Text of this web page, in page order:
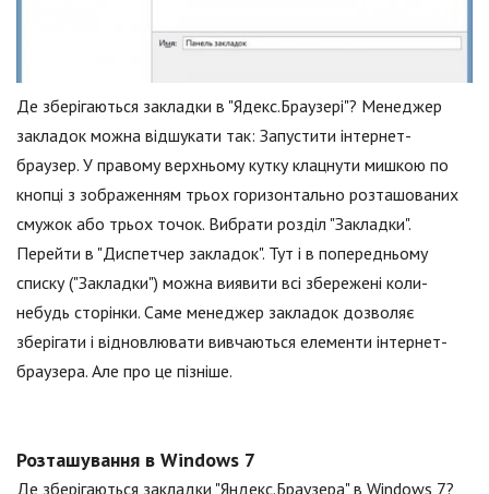
Де зберігаються закладки в "Ядекс.Браузері"? Менеджер
закладок можна відшукати так: Запустити інтернет-
браузер. У правому верхньому кутку клацнути мишкою по
кнопці з зображенням трьох горизонтально розташованих
смужок або трьох точок. Вибрати розділ "Закладки".
Перейти в "Диспетчер закладок". Тут і в попередньому
списку ("Закладки") можна виявити всі збережені коли-
небудь сторінки. Саме менеджер закладок дозволяє
зберігати і відновлювати вивчаються елементи інтернет-
браузера. Але про це пізніше.
Розташування в Windows 7
Де зберігаються закладки "Яндекс.Браузера" в Windows 7?